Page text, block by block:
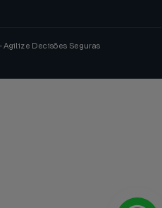
Agilize Decisões Seguras